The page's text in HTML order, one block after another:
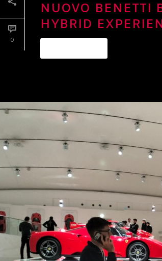
0
NUOVO BENETTI
HYBRID